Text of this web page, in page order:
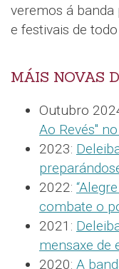
veremos á
e festivais de
MÁIS NOVAS
Outubro
Ao Revés"
2023:
2022:
combate o
2021:
mensaxe de
2020: A